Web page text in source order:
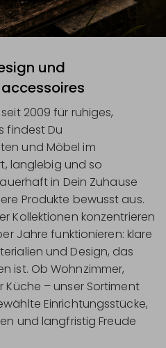
und
2009 für ruhiges,
findest Du
und Möbel im
langlebig und so
in Dein Zuhause
Produkte bewusst aus.
Kollektionen konzentrieren
Jahre funktionieren: klare
und Design, das
ist. Ob Wohnzimmer,
Küche – unser Sortiment
Einrichtungsstücke,
und langfristig Freude